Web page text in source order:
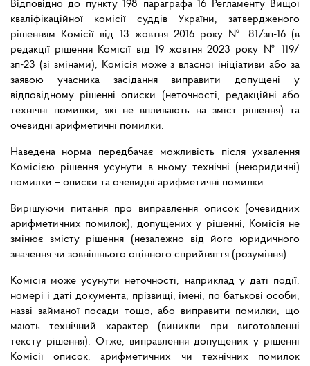
Відповідно до пункту 198 параграфа 16 Регламенту Вищої
кваліфікаційної комісії суддів України, затвердженого
рішенням Комісії від 13 жовтня 2016 року № 81/зп-16 (в
редакції рішення Комісії від 19 жовтня 2023 року № 119/
зп-23 (зі змінами), Комісія може з власної ініціативи або за
заявою учасника засідання виправити допущені у
відповідному рішенні описки (неточності, редакційні або
технічні помилки, які не впливають на зміст рішення) та
очевидні арифметичні помилки.
Наведена норма передбачає можливість після ухвалення
Комісією рішення усунути в ньому технічні (неюридичні)
помилки – описки та очевидні арифметичні помилки.
Вирішуючи питання про виправлення описок (очевидних
арифметичних помилок), допущених у рішенні, Комісія не
змінює змісту рішення (незалежно від його юридичного
значення чи зовнішнього оцінного сприйняття (розуміння).
Комісія може усунути неточності, наприклад у даті події,
номері і даті документа, прізвищі, імені, по батькові особи,
назві займаної посади тощо, або виправити помилки, що
мають технічний характер (виникли при виготовленні
тексту рішення). Отже, виправлення допущених у рішенні
Комісії описок, арифметичних чи технічних помилок